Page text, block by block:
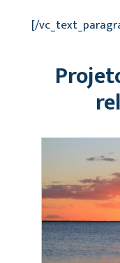
[/